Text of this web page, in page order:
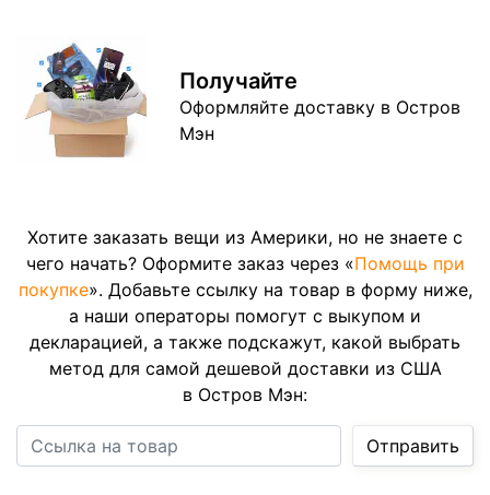
Получайте
Оформляйте доставку в Остров
Мэн
Хотите заказать вещи из Америки, но не знаете с
чего начать? Оформите заказ через «Помощь при
покупке». Добавьте ссылку на товар в форму ниже,
а наши операторы помогут с выкупом и
декларацией, а также подскажут, какой выбрать
метод для самой дешевой доставки из США
в Остров Мэн:
Отправить